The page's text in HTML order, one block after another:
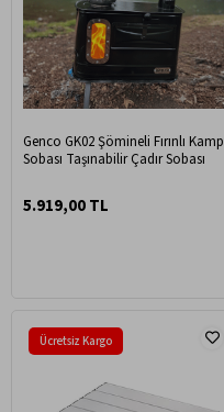
Genco GK02 Şömineli Fırınlı Kamp
Sobası Taşınabilir Çadır Sobası
5.919,00 TL
Ücretsiz Kargo